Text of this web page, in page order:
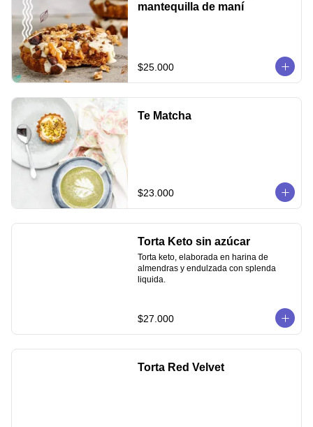
mantequilla de maní
$25.000
Te Matcha
$23.000
Torta Keto sin azúcar
Torta keto, elaborada en harina de
almendras y endulzada con splenda
liquida.
$27.000
Torta Red Velvet